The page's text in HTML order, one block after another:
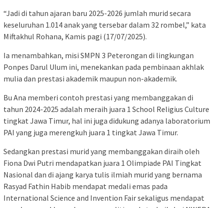
“Jadi di tahun ajaran baru 2025-2026 jumlah murid secara
keseluruhan 1.014 anak yang tersebar dalam 32 rombel,” kata
Miftakhul Rohana, Kamis pagi (17/07/2025).
Ia menambahkan, misi SMPN 3 Peterongan di lingkungan
Ponpes Darul Ulum ini, menekankan pada pembinaan akhlak
mulia dan prestasi akademik maupun non-akademik.
Bu Ana memberi contoh prestasi yang membanggakan di
tahun 2024-2025 adalah meraih juara 1 School Religius Culture
tingkat Jawa Timur, hal ini juga didukung adanya laboratorium
PAI yang juga merengkuh juara 1 tingkat Jawa Timur.
Sedangkan prestasi murid yang membanggakan diraih oleh
Fiona Dwi Putri mendapatkan juara 1 Olimpiade PAI Tingkat
Nasional dan di ajang karya tulis ilmiah murid yang bernama
Rasyad Fathin Habib mendapat medali emas pada
International Science and Invention Fair sekaligus mendapat